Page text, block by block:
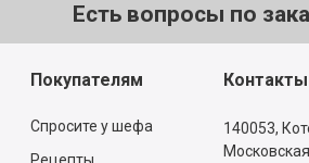
Есть вопросы по
Покупателям
Спросите у шефа
Контакты
140053,